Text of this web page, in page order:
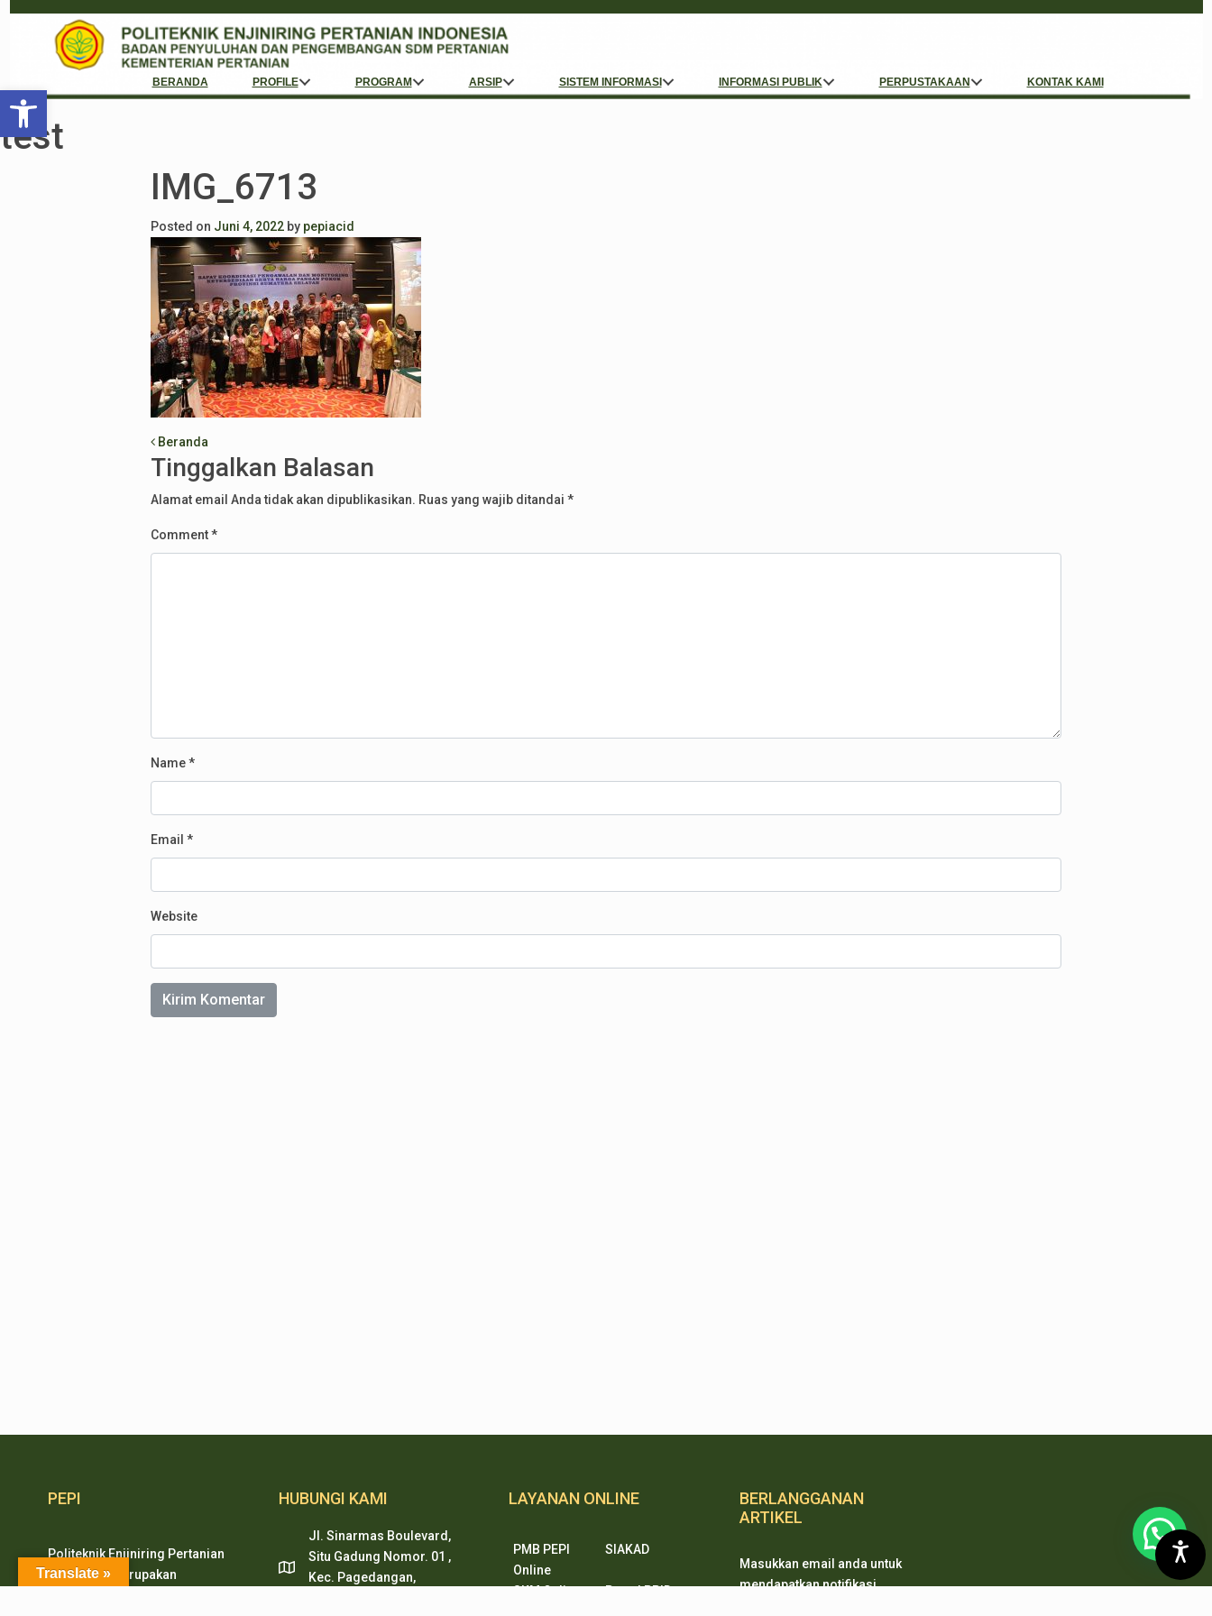
Open toolbarBERANDA PROFILE PROGRAM ARSIP SISTEM INFORMASI INFORMASI PUBLIK PERPUSTAKAAN KONTAK KAMI
test
IMG_6713
Posted on Juni 4, 2022 by pepiacid
Post navigation
Beranda
Tinggalkan Balasan
Alamat email Anda tidak akan dipublikasikan. Ruas yang wajib ditandai *
Comment*
Name*
Email *
Website
PEPI
Politeknik Enjiniring Pertanian
Indonesia merupakan
HUBUNGI KAMI
Jl. Sinarmas Boulevard,
Situ Gadung Nomor. 01 ,
Kec. Pagedangan,
LAYANAN ONLINE
PMB PEPI
Online
SIAKAD
SKM Online
Portal PPID
BERLANGGANAN
ARTIKEL
Masukkan email anda untuk
mendapatkan notifikasi
Translate »